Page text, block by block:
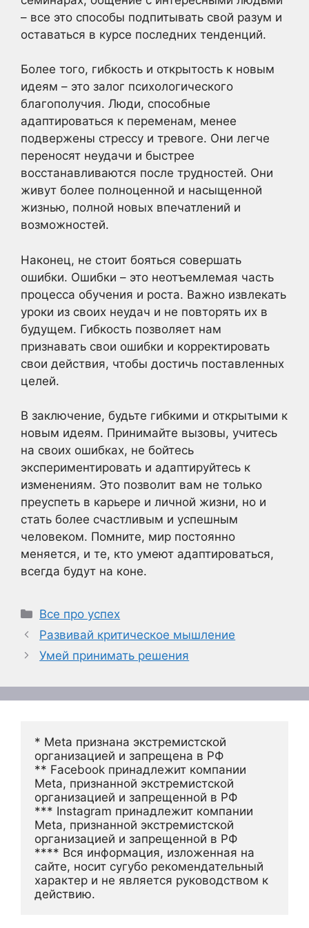
– все это способы подпитывать свой разум и
оставаться в курсе последних тенденций.
Более того, гибкость и открытость к новым
идеям – это залог психологического
благополучия. Люди, способные
адаптироваться к переменам, менее
подвержены стрессу и тревоге. Они легче
переносят неудачи и быстрее
восстанавливаются после трудностей. Они
живут более полноценной и насыщенной
жизнью, полной новых впечатлений и
возможностей.
Наконец, не стоит бояться совершать
ошибки. Ошибки – это неотъемлемая часть
процесса обучения и роста. Важно извлекать
уроки из своих неудач и не повторять их в
будущем. Гибкость позволяет нам
признавать свои ошибки и корректировать
свои действия, чтобы достичь поставленных
целей.
В заключение, будьте гибкими и открытыми к
новым идеям. Принимайте вызовы, учитесь
на своих ошибках, не бойтесь
экспериментировать и адаптируйтесь к
изменениям. Это позволит вам не только
преуспеть в карьере и личной жизни, но и
стать более счастливым и успешным
человеком. Помните, мир постоянно
меняется, и те, кто умеют адаптироваться,
всегда будут на коне.
Рубрики
Все про успех
Развивай критическое мышление
Умей принимать решения
* Meta признана экстремистской
организацией и запрещена в РФ
** Facebook принадлежит компании
Meta, признанной экстремистской
организацией и запрещенной в РФ
*** Instagram принадлежит компании
Meta, признанной экстремистской
организацией и запрещенной в РФ
**** Вся информация, изложенная на
сайте, носит сугубо рекомендательный
характер и не является руководством к
действию.